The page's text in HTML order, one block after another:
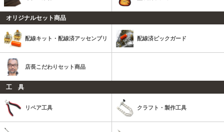
オリジナルセット商品
配線キット・配線済アッセンブリ 配線済ピックガード
店長こだわりセット商品
工 具
リペア工具 クラフト・製作工具